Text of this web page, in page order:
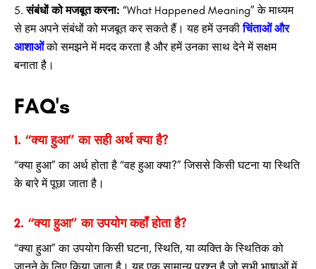
संबंधों को मजबूत करना: “What Happened Meaning” के माध्यम
से हम अपने संबंधों को मजबूत कर सकते हैं। यह हमें उनकीचिंताओं और
आशाओं को समझने में मदद करता है और हमें उनका साथ देने में सक्षम
बनाता है।
FAQ's
1. “क्या हुआ” का सही अर्थ क्या है?
“क्या हुआ” का अर्थ होता है “वह हुआ क्या?” जिससे किसी घटना या स्थिति
के बारे में पूछा जाता है।
2. “क्या हुआ” का उपयोग कहाँ होता है?
“क्या हुआ” का उपयोग किसी घटना, स्थिति, या व्यक्ति के स्थितिक को